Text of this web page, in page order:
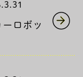
ロボッ